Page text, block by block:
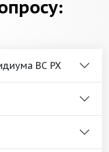
ВС РХ